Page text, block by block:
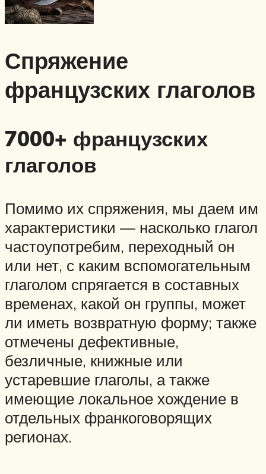
Спряжение
французских глаголов
7000+ французских
глаголов
Помимо их спряжения, мы даем им
характеристики — насколько глагол
частоупотребим, переходный он
или нет, с каким вспомогательным
глаголом спрягается в составных
временах, какой он группы, может
ли иметь возвратную форму; также
отмечены дефективные,
безличные, книжные или
устаревшие глаголы, а также
имеющие локальное хождение в
отдельных франкоговорящих
регионах.